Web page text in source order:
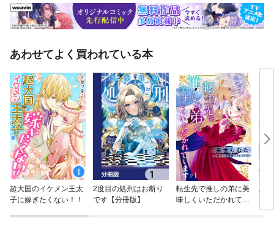
あわせてよく買われている本
超大国のイケメン王太
子に嫁ぎたくない！！
2度目の処刑はお断り
です【分冊版】
転生先で推しの弟に美
味しくいただかれてい
悪
が
た